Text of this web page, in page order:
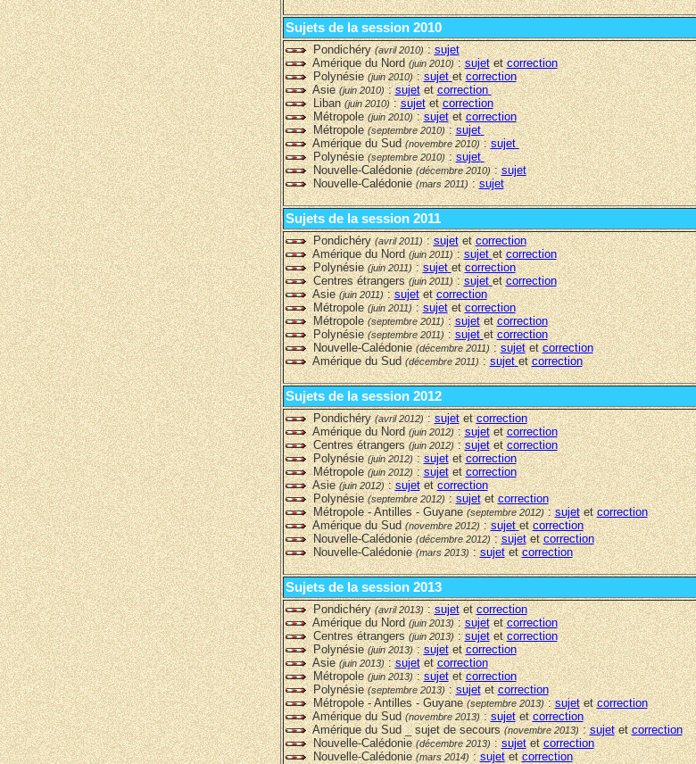
Sujets de la session 2010
Pondichéry(avril 2010):sujet
Amérique du Nord(juin 2010):sujetetcorrection
Polynésie(juin 2010):sujet etcorrection
Asie(juin 2010):sujetetcorrection
Liban(juin 2010):sujetetcorrection
Métropole(juin 2010):sujetetcorrection
Métropole(septembre 2010):sujet
Amérique du Sud(novembre 2010):sujet
Polynésie(septembre 2010):sujet
Nouvelle-Calédonie(décembre 2010):sujet
Nouvelle-Calédonie(mars 2011):sujet
Sujets de la session 2011
Pondichéry(avril 2011):sujetetcorrection
Amérique du Nord(juin 2011):sujet etcorrection
Polynésie(juin 2011):sujet etcorrection
Centres étrangers(juin 2011):sujet etcorrection
Asie(juin 2011):sujetetcorrection
Métropole(juin 2011):sujetetcorrection
Métropole(septembre 2011):sujetetcorrection
Polynésie(septembre 2011):sujet etcorrection
Nouvelle-Calédonie(décembre 2011):sujetetcorrection
Amérique du Sud(décembre 2011):sujet etcorrection
Sujets de la session 2012
Pondichéry(avril 2012):sujetetcorrection
Amérique du Nord(juin 2012):sujetetcorrection
Centres étrangers(juin 2012):sujetetcorrection
Polynésie(juin 2012):sujetetcorrection
Métropole(juin 2012):sujetetcorrection
Asie(juin 2012):sujetetcorrection
Polynésie(septembre 2012):sujetetcorrection
Métropole - Antilles - Guyane(septembre 2012):sujetetcorrection
Amérique du Sud(novembre 2012):sujet etcorrection
Nouvelle-Calédonie(décembre 2012):sujetetcorrection
Nouvelle-Calédonie(mars 2013):sujetetcorrection
Sujets de la session 2013
Pondichéry(avril 2013):sujetetcorrection
Amérique du Nord(juin 2013):sujetetcorrection
Centres étrangers(juin 2013):sujetetcorrection
Polynésie(juin 2013):sujetetcorrection
Asie(juin 2013):sujetetcorrection
Métropole(juin 2013):sujetetcorrection
Polynésie(septembre 2013):sujetetcorrection
Métropole - Antilles - Guyane(septembre 2013):sujetetcorrection
Amérique du Sud(novembre 2013):sujetetcorrection
Amérique du Sud _ sujet de secours(novembre 2013):sujetetcorrection
Nouvelle-Calédonie(décembre 2013):sujetetcorrection
Nouvelle-Calédonie(mars 2014):sujetetcorrection